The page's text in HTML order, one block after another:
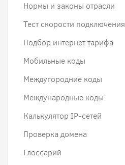
Нормы и законы отрасли
Тест скорости подключения
Подбор интернет тарифа
Мобильные коды
Междугородние коды
Международные коды
Калькулятор IP-сетей
Проверка домена
Глоссарий